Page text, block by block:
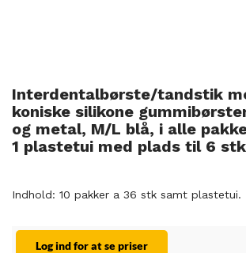
Interdentalbørste/tandstik
koniske silikone
og metal, M/L blå, i alle
1 plastetui med plads til 6
Indhold: 10 pakker a 36 stk samt plastetui.
Log ind for at se priser